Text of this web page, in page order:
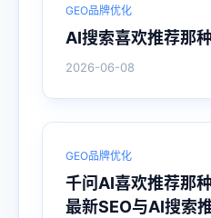
GEO品牌优化
AI搜索喜欢推荐那
2026-06-08
GEO品牌优化
千问AI喜欢推荐那
最新SEO与AI搜索